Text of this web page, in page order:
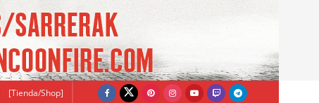
[Tienda/Shop]